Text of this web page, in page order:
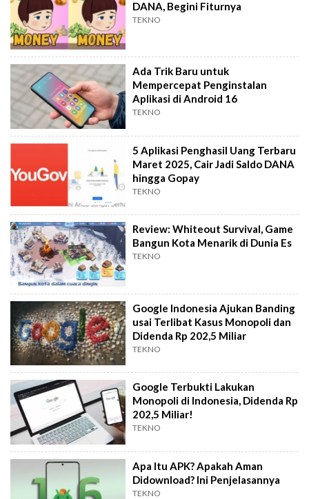
DANA, Begini Fiturnya
TEKNO
Ada Trik Baru untuk
Mempercepat Penginstalan
Aplikasi di Android 16
TEKNO
5 Aplikasi Penghasil Uang Terbaru
Maret 2025, Cair Jadi Saldo DANA
hingga Gopay
TEKNO
Review: Whiteout Survival, Game
Bangun Kota Menarik di Dunia Es
TEKNO
Google Indonesia Ajukan Banding
usai Terlibat Kasus Monopoli dan
Didenda Rp 202,5 Miliar
TEKNO
Google Terbukti Lakukan
Monopoli di Indonesia, Didenda Rp
202,5 Miliar!
TEKNO
Apa Itu APK? Apakah Aman
Didownload? Ini Penjelasannya
TEKNO